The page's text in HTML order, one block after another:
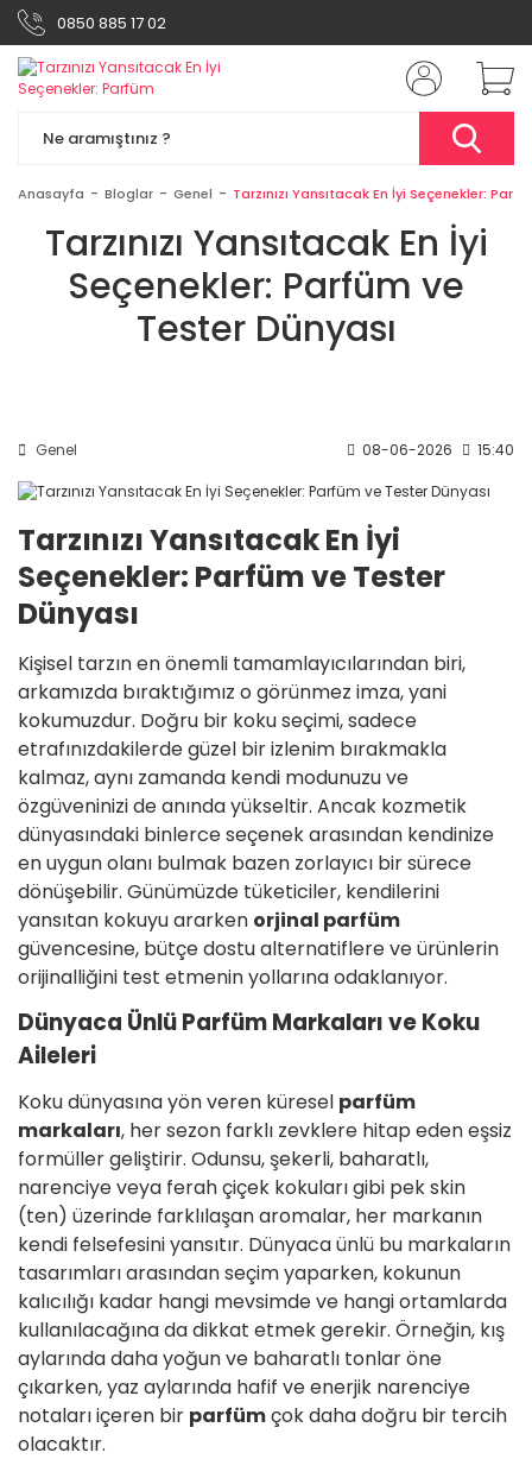
0850 885 17 02
Anasayfa Bloglar Genel Tarzınızı Yansıtacak En İyi Seçenekler:
Tarzınızı Yansıtacak En İyi
Seçenekler: Parfüm ve
Tester Dünyası
Genel 08-06-2026 15:40
Tarzınızı Yansıtacak En İyi
Seçenekler: Parfüm ve Tester
Dünyası
Kişisel tarzın en önemli tamamlayıcılarından biri,
arkamızda bıraktığımız o görünmez imza, yani
kokumuzdur. Doğru bir koku seçimi, sadece
etrafınızdakilerde güzel bir izlenim bırakmakla
kalmaz, aynı zamanda kendi modunuzu ve
özgüveninizi de anında yükseltir. Ancak kozmetik
dünyasındaki binlerce seçenek arasından kendinize
en uygun olanı bulmak bazen zorlayıcı bir sürece
dönüşebilir. Günümüzde tüketiciler, kendilerini
yansıtan kokuyu ararken orjinal parfüm
güvencesine, bütçe dostu alternatiflere ve ürünlerin
orijinalliğini test etmenin yollarına odaklanıyor.
Dünyaca Ünlü Parfüm Markaları ve Koku
Aileleri
Koku dünyasına yön veren küresel parfüm
markaları, her sezon farklı zevklere hitap eden eşsiz
formüller geliştirir. Odunsu, şekerli, baharatlı,
narenciye veya ferah çiçek kokuları gibi pek skin
(ten) üzerinde farklılaşan aromalar, her markanın
kendi felsefesini yansıtır. Dünyaca ünlü bu markaların
tasarımları arasından seçim yaparken, kokunun
kalıcılığı kadar hangi mevsimde ve hangi ortamlarda
kullanılacağına da dikkat etmek gerekir. Örneğin, kış
aylarında daha yoğun ve baharatlı tonlar öne
çıkarken, yaz aylarında hafif ve enerjik narenciye
notaları içeren bir parfümçok daha doğru bir tercih
olacaktır.